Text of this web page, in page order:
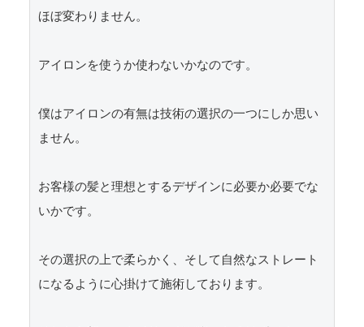
ほぼ変わりません。
アイロンを使うか使わないかなのです。
僕はアイロンの有無は技術の選択の一つにしか思い
ません。
お客様の髪と理想とするデザインに必要か必要でな
いかです。
その選択の上で柔らかく、そして自然なストレート
になるように心掛けて施術しております。